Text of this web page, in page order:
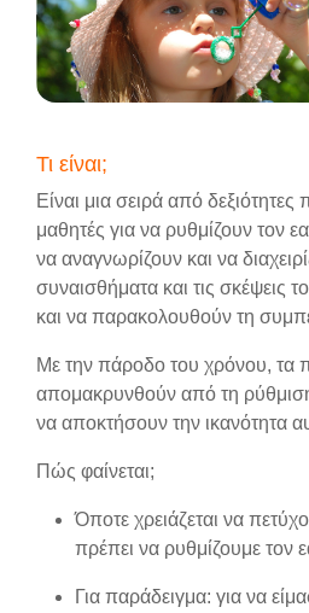
Τι είναι;
Είναι μια σειρά από
μαθητές για να ρυθμίζουν τον
να αναγνωρίζουν και να
συναισθήματα και τις σκέψεις
και να παρακολουθούν τη
Με την πάροδο του χρόνου, τα
απομακρυνθούν από τη
να αποκτήσουν την ικανότητα
Πώς φαίνεται;
Όποτε χρειάζεται να
πρέπει να ρυθμίζουμε τον
Για παράδειγμα: για να